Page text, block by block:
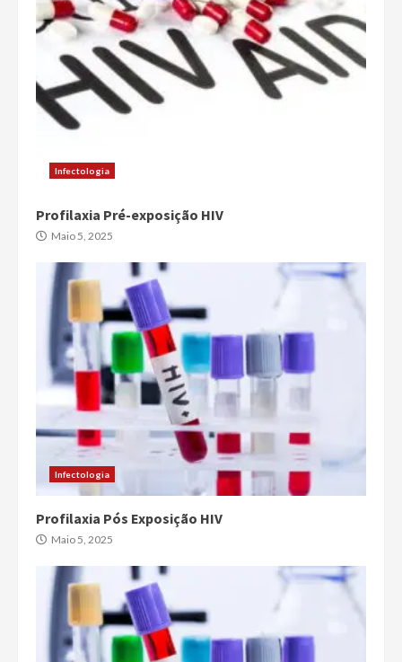
Infectologia
Profilaxia Pré-exposição HIV
Maio 5, 2025
Infectologia
Profilaxia Pós Exposição HIV
Maio 5, 2025